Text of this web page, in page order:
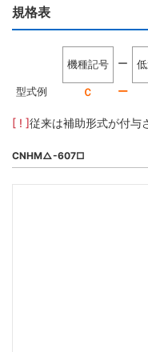
規格表
機種記号 ー
型式例 Ｃ ー
[ ! ]従来は補助形式が付
CNHM△-607□